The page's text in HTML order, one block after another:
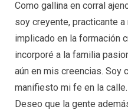
Como gallina en corral
soy creyente, practicante
implicado en la formación
incorporé a la familia
aún en mis creencias. Soy
manifiesto mi fe en la
Deseo que la gente